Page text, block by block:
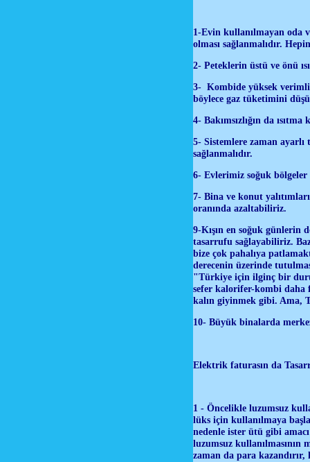
1-Evin kullanılmayan oda
olması sağlanmalıdır.
2- Peteklerin üstü ve önü
3- Kombide yüksek verimli
böylece gaz tüketimini
4- Bakımsızlığın da
5- Sistemlere zaman
sağlanmalıdır.
6- Evlerimiz soğuk bölgeler
7- Bina ve konut
oranında azaltabiliriz.
9-Kışın en soğuk günlerin
tasarrufu sağlayabiliriz.
bize çok pahalıya
derecenin üzerinde
"Türkiye için ilginç bir
sefer kalorifer-kombi daha
kalın giyinmek gibi. Ama,
10- Büyük binalarda
Elektrik faturasın da
1 - Öncelikle luzumsuz
lüks için kullanılmaya
nedenle ister ütü gibi
luzumsuz kullanılmasının
zaman da para kazandırır,